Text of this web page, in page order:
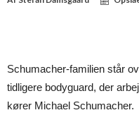
Schumacher-familien står
tidligere bodyguard, der
kører Michael Schumacher.